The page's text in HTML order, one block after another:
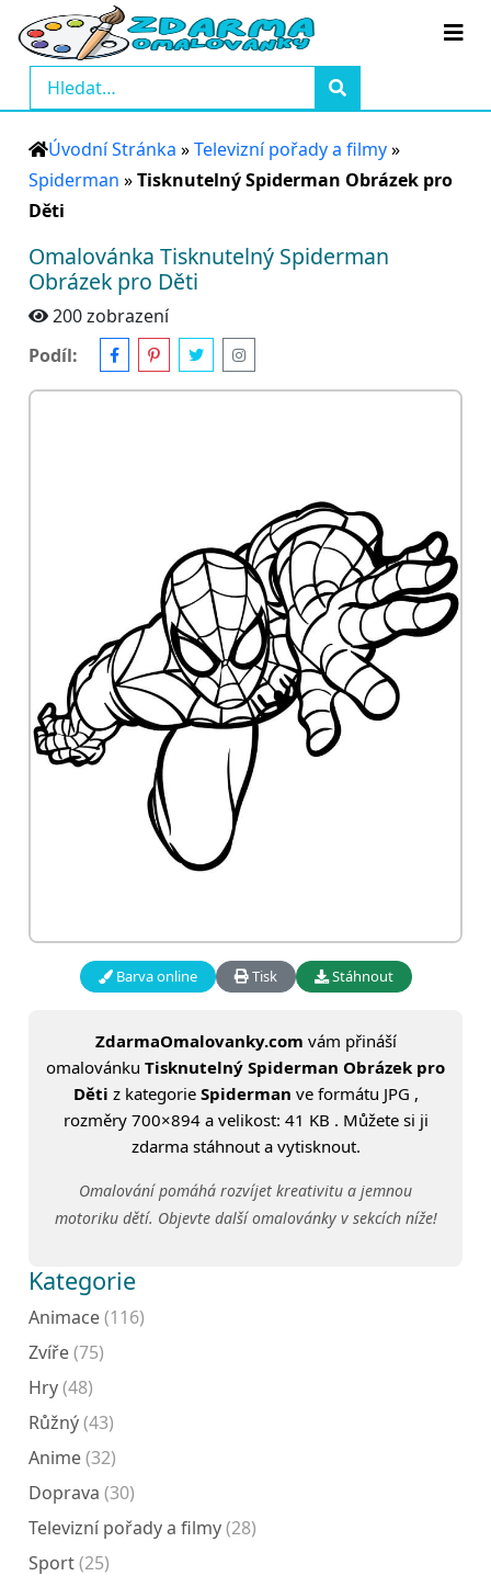
Úvodní Stránka »Televizní pořady a filmy»
Spiderman »Tisknutelný Spiderman Obrázek pro
Děti
Omalovánka Tisknutelný Spiderman
Obrázek pro Děti
200 zobrazení
Podíl:
Barva online Tisk Stáhnout
ZdarmaOmalovanky.com vám přináší
omalovánku Tisknutelný Spiderman Obrázek pro
Děti z kategorie Spiderman ve formátu JPG ,
rozměry 700×894 a velikost: 41 KB . Můžete si ji
zdarma stáhnout a vytisknout.
Omalování pomáhá rozvíjet kreativitu a jemnou
motoriku dětí. Objevte další omalovánky v sekcích níže!
Kategorie
Animace(116)
Zvíře(75)
Hry(48)
Růžný(43)
Anime(32)
Doprava (30)
Televizní pořady a filmy(28)
Sport(25)